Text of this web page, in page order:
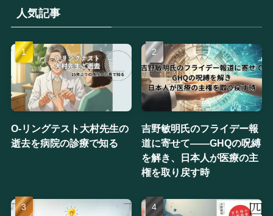
人気記事
O-リングテスト大村先生の
逝去を病院の診療で知る
吉野敏明氏のフライデー報
道に寄せて——GHQの呪縛
を解き、日本人が医療の主
権を取り戻す時